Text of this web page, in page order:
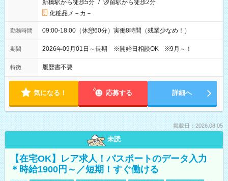
新橋駅から徒歩5分 / 汐留駅から徒歩2分
化粧品メ－カ－
勤務時間 09:00-18:00（休憩60分）実働8時間（残業少なめ！）
期間 2026年09月01日～長期 ※開始日相談OK ※9月～！
特徴 履歴書不要
気になる！ 応募する 詳細へ
掲載日：2026.08.05
未読
【在宅OK】レア求人！パスポートのデータ入力
＊時給1900円～／短期！すぐ働ける